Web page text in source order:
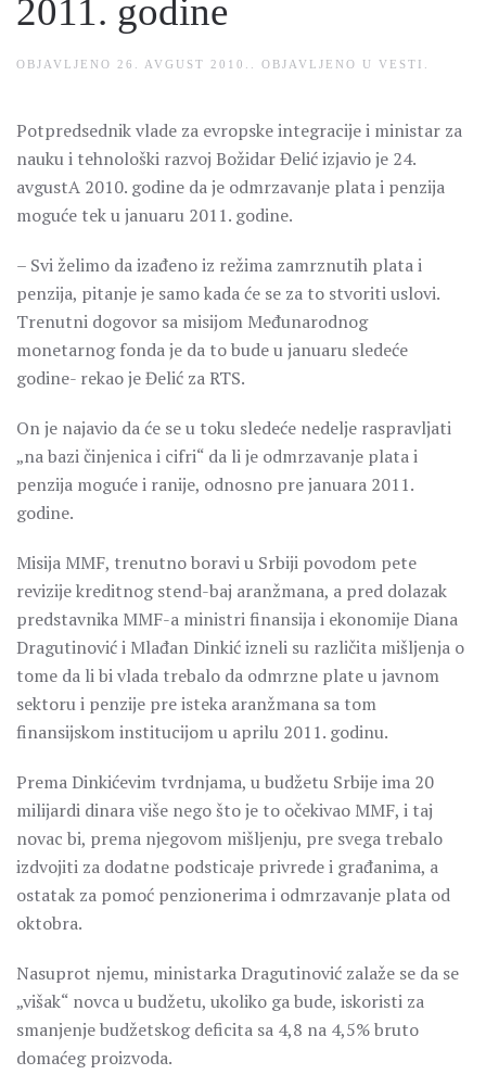
2011. godine
OBJAVLJENO 26. AVGUST 2010. . OBJAVLJENO U VESTI
Potpredsednik vlade za evropske integracije i ministar za
nauku i tehnološki razvoj Božidar Đelić izjavio je 24.
avgustA 2010. godine da je odmrzavanje plata i penzija
moguće tek u januaru 2011. godine.
– Svi želimo da izađeno iz režima zamrznutih plata i
penzija, pitanje je samo kada će se za to stvoriti uslovi.
Trenutni dogovor sa misijom Međunarodnog
monetarnog fonda je da to bude u januaru sledeće
godine- rekao je Đelić za RTS.
On je najavio da će se u toku sledeće nedelje raspravljati
„na bazi činjenica i cifri“ da li je odmrzavanje plata i
penzija moguće i ranije, odnosno pre januara 2011.
godine.
Misija MMF, trenutno boravi u Srbiji povodom pete
revizije kreditnog stend-baj aranžmana, a pred dolazak
predstavnika MMF-a ministri finansija i ekonomije Diana
Dragutinović i Mlađan Dinkić izneli su različita mišljenja o
tome da li bi vlada trebalo da odmrzne plate u javnom
sektoru i penzije pre isteka aranžmana sa tom
finansijskom institucijom u aprilu 2011. godinu.
Prema Dinkićevim tvrdnjama, u budžetu Srbije ima 20
milijardi dinara više nego što je to očekivao MMF, i taj
novac bi, prema njegovom mišljenju, pre svega trebalo
izdvojiti za dodatne podsticaje privrede i građanima, a
ostatak za pomoć penzionerima i odmrzavanje plata od
oktobra.
Nasuprot njemu, ministarka Dragutinović zalaže se da se
„višak“ novca u budžetu, ukoliko ga bude, iskoristi za
smanjenje budžetskog deficita sa 4,8 na 4,5% bruto
domaćeg proizvoda.